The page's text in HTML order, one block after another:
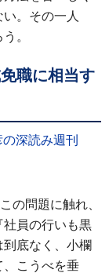
。その一人
。
職に相当す
深読み週刊
の問題に触れ、
社員の行いも黒
底なく、小欄
、こうべを垂